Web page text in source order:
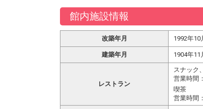
館内施設情報
改築年月 1992年10
建築年月 1904年11
レストラン
スナック
営業時間
喫茶
営業時間